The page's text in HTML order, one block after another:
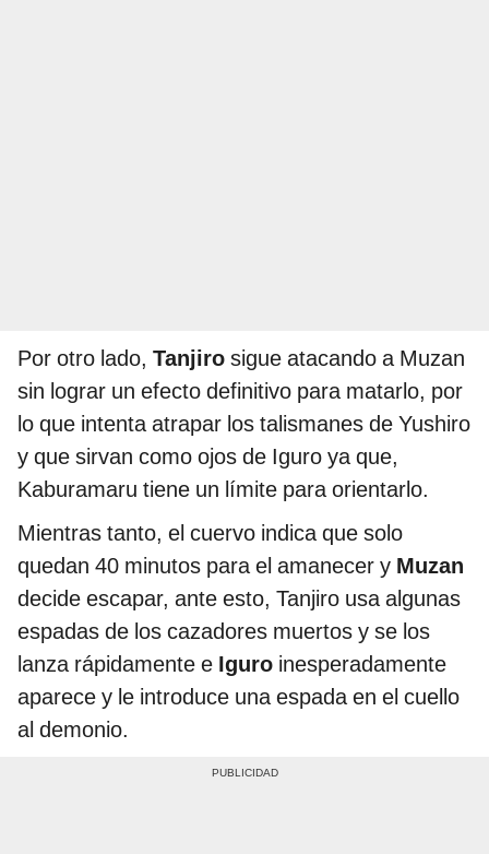
Por otro lado, Tanjiro sigue atacando a Muzan
sin lograr un efecto definitivo para matarlo, por
lo que intenta atrapar los talismanes de Yushiro
y que sirvan como ojos de Iguro ya que,
Kaburamaru tiene un límite para orientarlo.
Mientras tanto, el cuervo indica que solo
quedan 40 minutos para el amanecer y Muzan
decide escapar, ante esto, Tanjiro usa algunas
espadas de los cazadores muertos y se los
lanza rápidamente e Iguro inesperadamente
aparece y le introduce una espada en el cuello
al demonio.